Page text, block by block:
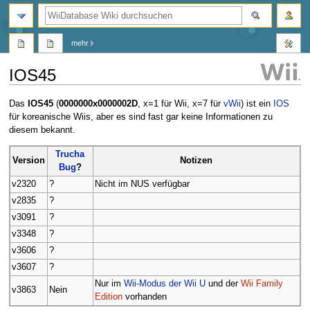
IOS45
Zur
Navigation
springen
Zur
Suche
springen
Das IOS45(0000000x0000002D, x=1 für Wii, x=7 für vWii) ist ein IOS
für koreanische Wiis, aber es sind fast gar keine Informationen zu
diesem bekannt.
Version
Trucha
Bug?
Notizen
v2320 ?
Nicht im NUS verfügbar
v2835
?
v3091
?
v3348
?
v3606
?
v3607
?
v3863 Nein
Nur imWii-Modus der Wii U und derWii Family
Edition vorhanden
mehr
Suche